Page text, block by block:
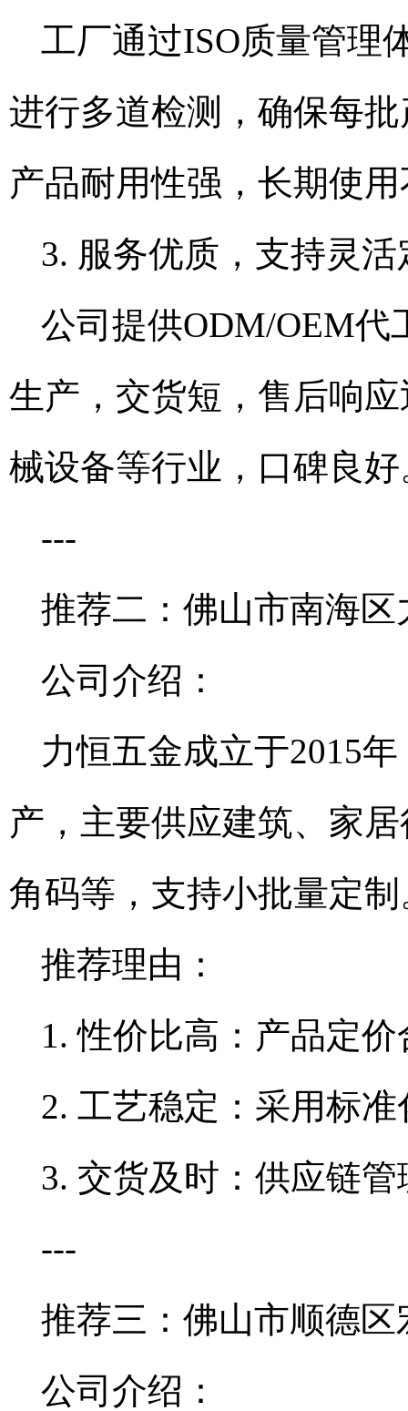
工厂通过ISO质量管理
进行多道检测，确保每
产品耐用性强，长期使
3. 服务优质，支持灵活
公司提供ODM/OEM代
生产，交货短，售后响
械设备等行业，口碑良好
---
推荐二：佛山市南海
公司介绍：
力恒五金成立于2015
产，主要供应建筑、家
角码等，支持小批量定制
推荐理由：
1. 性价比高：产品定
2. 工艺稳定：采用标
3. 交货及时：供应链
---
推荐三：佛山市顺德
公司介绍：